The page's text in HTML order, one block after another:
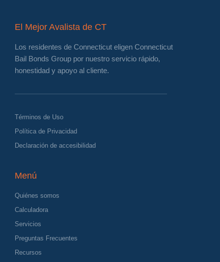
El Mejor Avalista de CT
Los residentes de Connecticut eligen Connecticut
Bail Bonds Group por nuestro servicio rápido,
honestidad y apoyo al cliente.
Términos de Uso
Política de Privacidad
Declaración de accesibilidad
Menú
Quiénes somos
Calculadora
Servicios
Preguntas Frecuentes
Recursos